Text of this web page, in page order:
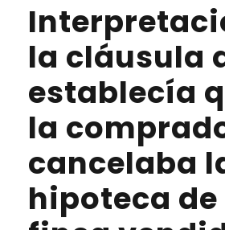
la cláusula
establecía
la
cancelaba
hipoteca de